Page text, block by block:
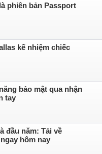
phiên bản Passport
kế nhiệm chiếc
bảo mật qua nhận
tay
đầu năm: Tải về
hôm nay